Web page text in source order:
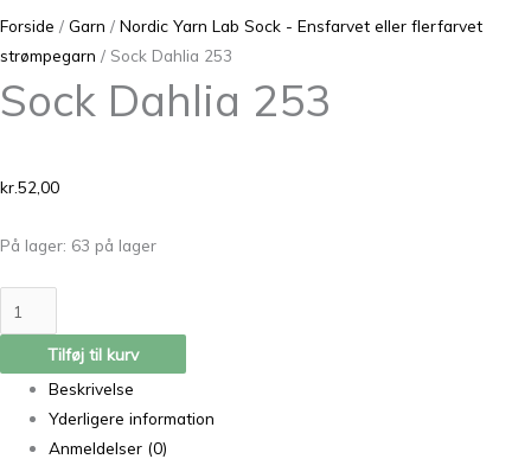
Forside / Garn / Nordic Yarn Lab Sock - Ensfarvet eller flerfarvet
strømpegarn / Sock Dahlia 253
Sock Dahlia 253
kr.52,00
På lager: 63 på lager
Tilføj til kurv
Beskrivelse
Yderligere information
Anmeldelser (0)